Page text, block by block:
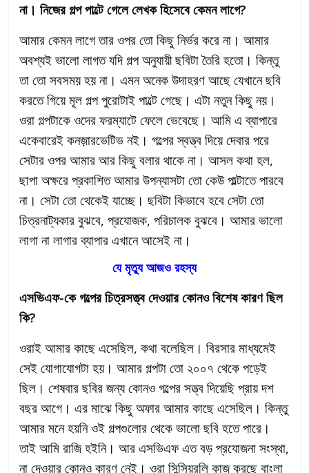
না। নিজের গল্প পাল্টে গেলে লেখক হিসেবে কেমন লাগে?
আমার কেমন লাগে তার ওপর তো কিছু নির্ভর করে না। আমার
অবশ্যই ভালো লাগত যদি গল্প অনুযায়ী ছবিটা তৈরি হতো। কিন্তু
তা তো সবসময় হয় না। এমন অনেক উদাহরণ আছে যেখানে ছবি
করতে গিয়ে মূল গল্প পুরোটাই পাল্টে গেছে। এটা নতুন কিছু নয়।
ওরা গল্পটাকে ওদের ফরম্যাটে ফেলে ভেবেছে। আমি এ ব্যাপারে
একেবারেই কনজ়ারভেটিভ নই। গল্পের স্বত্ত্ব দিয়ে দেবার পরে
সেটার ওপর আমার আর কিছু বলার থাকে না। আসল কথা হল,
ছাপা অক্ষরে প্রকাশিত আমার উপন্যাসটা তো কেউ পাল্টাতে পারবে
না। সেটা তো থেকেই যাচ্ছে। ছবিটা কিভাবে হবে সেটা তো
চিত্রনাট্যকার বুঝবে, প্রযোজক, পরিচালক বুঝবে। আমার ভালো
লাগা না লাগার ব্যাপার এখানে আসেই না।
যে মৃত্যু আজও রহস্য
এসভিএফ-কে গল্পের চিত্রসত্ত্ব দেওয়ার কোনও বিশেষ কারণ ছিল
কি?
ওরাই আমার কাছে এসেছিল, কথা বলেছিল। বিরসার মাধ্যমেই
সেই যোগাযোগটা হয়। আমার গল্পটা তো ২০০৭ থেকে পড়েই
ছিল। শেষবার ছবির জন্য কোনও গল্পের সত্ত্ব দিয়েছি প্রায় দশ
বছর আগে। এর মাঝে কিছু অফার আমার কাছে এসেছিল। কিন্তু
আমার মনে হয়নি ওই গল্পগুলোর থেকে ভালো ছবি হতে পারে।
তাই আমি রাজি হইনি। আর এসভিএফ এত বড় প্রযোজনা সংস্থা,
না দেওয়ার কোনও কারণ নেই। ওরা সিন্সিয়রলি কাজ করছে বাংলা